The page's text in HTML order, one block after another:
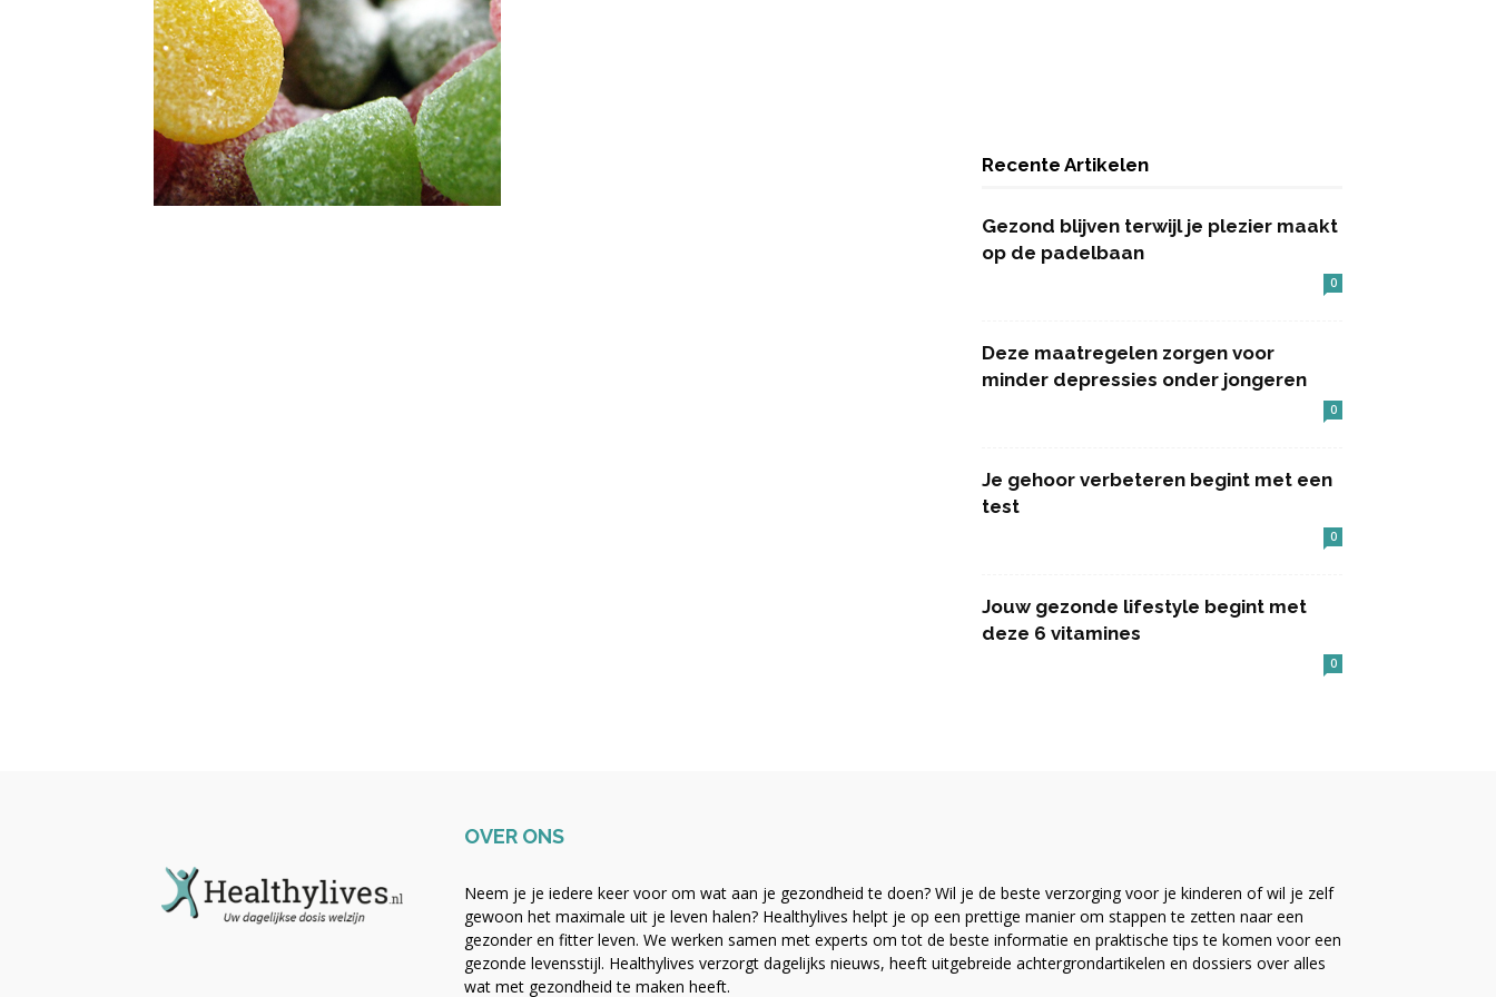
Recente Artikelen
Gezond blijven terwijl je plezier maakt
op de padelbaan
0
Deze maatregelen zorgen voor
minder depressies onder jongeren
0
Je gehoor verbeteren begint met een
test
0
Jouw gezonde lifestyle begint met
deze 6 vitamines
0
OVER ONS
Neem je je iedere keer voor om wat aan je gezondheid te doen? Wil je de beste verzorging voor je kinderen of wil je zelf
gewoon het maximale uit je leven halen? Healthylives helpt je op een prettige manier om stappen te zetten naar een
gezonder en fitter leven. We werken samen met experts om tot de beste informatie en praktische tips te komen voor een
gezonde levensstijl. Healthylives verzorgt dagelijks nieuws, heeft uitgebreide achtergrondartikelen en dossiers over alles
wat met gezondheid te maken heeft.